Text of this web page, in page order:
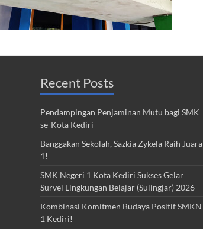
Recent Posts
Pendampingan Penjaminan Mutu bagi SMK
se-Kota Kediri
Banggakan Sekolah, Sazkia Zykela Raih Juara
1!
SMK Negeri 1 Kota Kediri Sukses Gelar
Survei Lingkungan Belajar (Sulingjar) 2026
Kombinasi Komitmen Budaya Positif SMKN
1 Kediri!